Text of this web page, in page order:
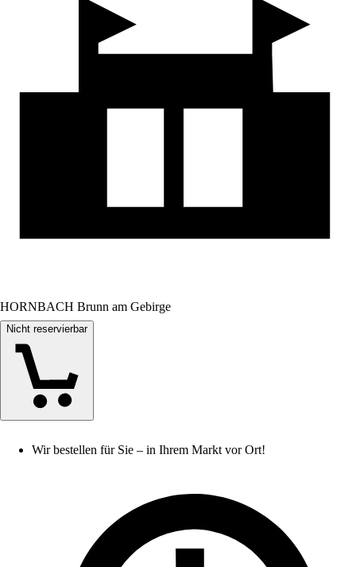
HORNBACH Brunn am Gebirge
Nicht reservierbar
Wir bestellen für Sie – in Ihrem Markt vor Ort!